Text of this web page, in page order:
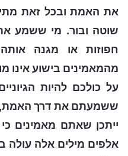
את האמת ובכל זאת
שוטה ובור. מי ששמע
חפוזות או מגנה
מהמאמינים בישוע אינו
על כולכם להיות
ששמעתם את דרך האמת,
ייתכן שאתם מאמינים
אלפים מילים אלה עולה